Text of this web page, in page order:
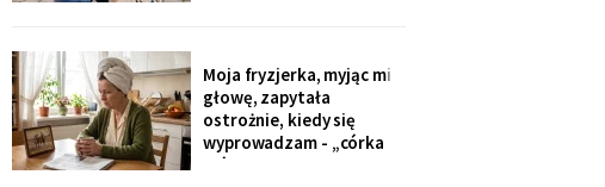
na rynku młodszy mnie
zobaczył, wyrwał jej się z
ręki i przybiegł. Zdążyłam
tylko przytulić.
Moja fryzjerka, myjąc mi
głowę, zapytała
ostrożnie, kiedy się
wyprowadzam - „córka
mówiła u nas w salonie,